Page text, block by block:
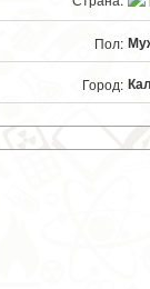
Пол:
Город: